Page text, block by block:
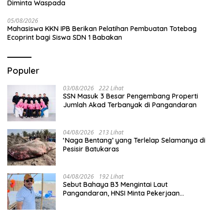
Diminta Waspada
05/08/2026
Mahasiswa KKN IPB Berikan Pelatihan Pembuatan Totebag
Ecoprint bagi Siswa SDN 1 Babakan
Populer
03/08/2026 222 Lihat
SSN Masuk 3 Besar Pengembang Properti
Jumlah Akad Terbanyak di Pangandaran
04/08/2026 213 Lihat
‘Naga Bentang’ yang Terlelap Selamanya di
Pesisir Batukaras
04/08/2026 192 Lihat
Sebut Bahaya B3 Mengintai Laut
Pangandaran, HNSI Minta Pekerjaan